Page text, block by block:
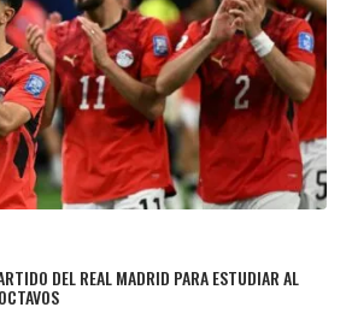
DEL REAL MADRID PARA ESTUDIAR AL